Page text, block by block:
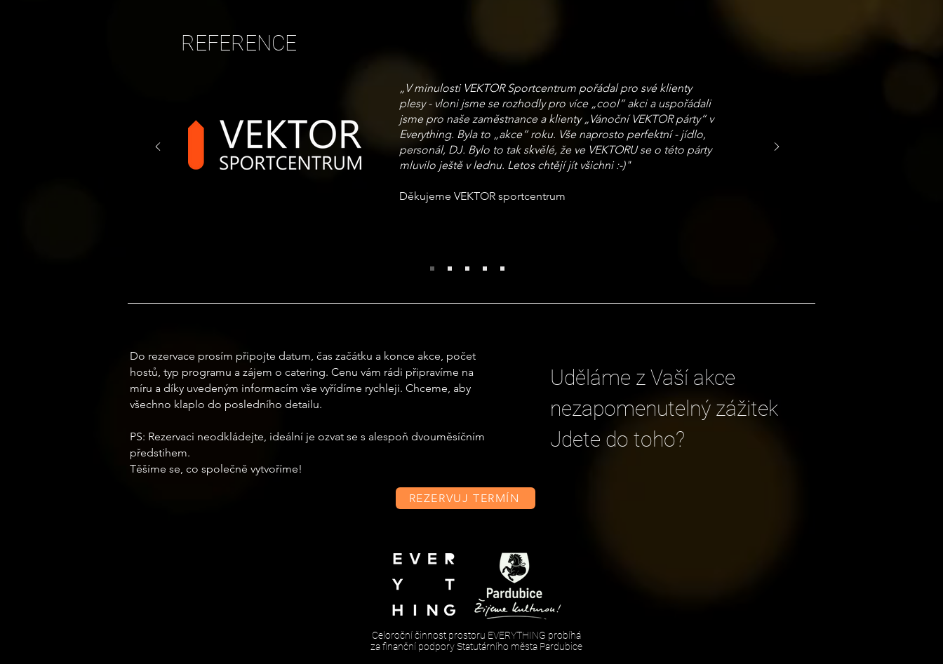
REFERENCE
„V minulosti VEKTOR Sportcentrum pořádal pro své klienty
plesy - vloni jsme se rozhodly pro více „cool“ akci a uspořádali
jsme pro naše zaměstnance a klienty „Vánoční VEKTOR párty“ v
Everything. Byla to „akce“ roku. Vše naprosto perfektní - jídlo,
personál, DJ. Bylo to tak skvělé, že ve VEKTORU se o této párty
mluvilo ještě v lednu. Letos chtějí jít všichni :-)"
Děkujeme VEKTOR sportcentrum
Do rezervace prosím připojte datum, čas začátku a konce akce, počet
hostů, typ programu a zájem o catering. Cenu vám rádi připravíme na
míru a díky uvedeným informacím vše vyřídíme rychleji. Chceme, aby
všechno klaplo do posledního detailu.
PS: Rezervaci neodkládejte, ideální je ozvat se s alespoň dvouměsíčním
předstihem.
Těšíme se, co společně vytvoříme!
REZERVUJ TERMÍN
Uděláme z Vaší akce
nezapomenutelný zážitek
Jdete do toho?
Celoroční činnost prostoru EVERYTHING probíhá
za finanční podpory Statutárního města Pardubice